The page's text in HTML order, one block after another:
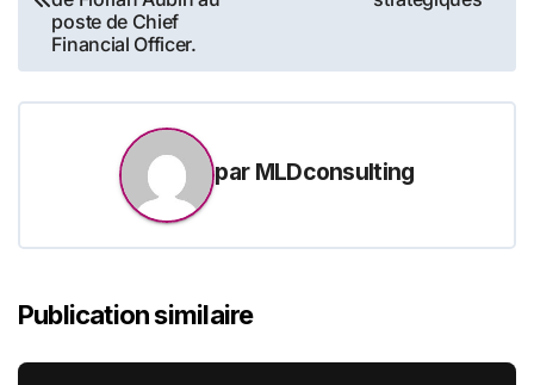
l’article
poste de Chief
Financial Officer.
par MLDconsulting
Publication similaire